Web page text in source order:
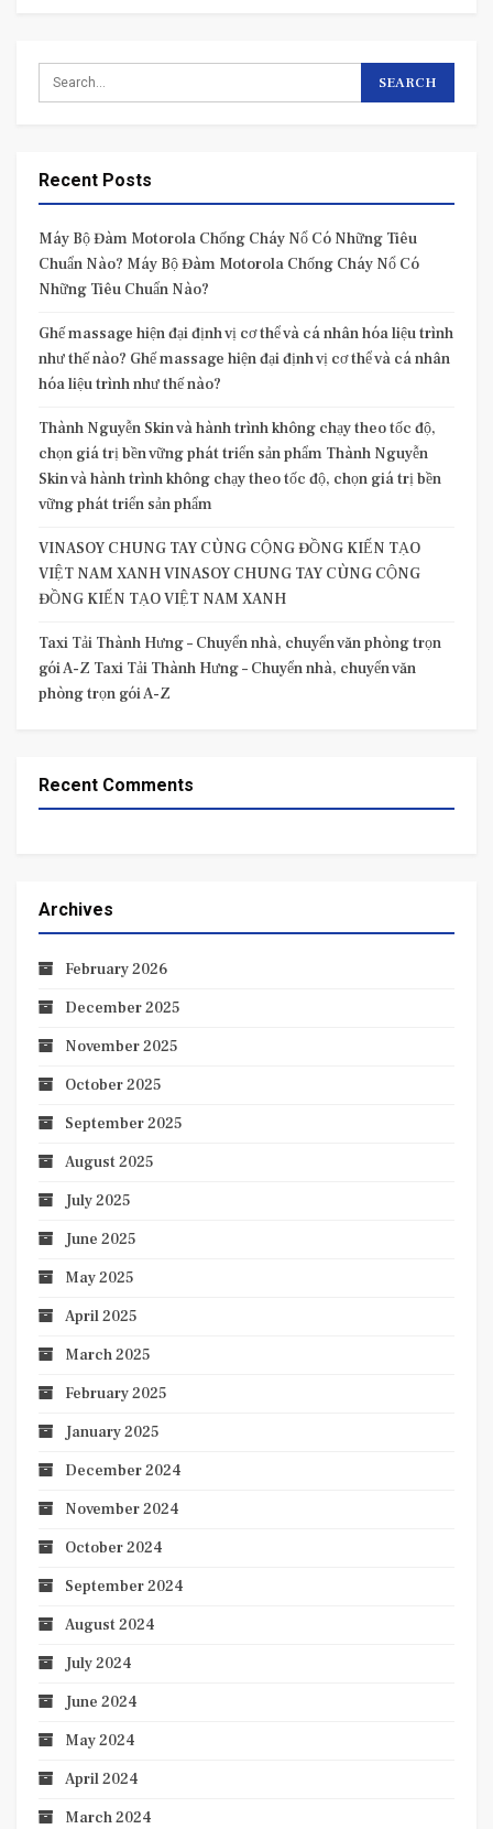
Recent Posts
Máy Bộ Đàm Motorola Chống Cháy Nổ Có Những Tiêu
Chuẩn Nào? Máy Bộ Đàm Motorola Chống Cháy Nổ Có
Những Tiêu Chuẩn Nào?
Ghế massage hiện đại định vị cơ thể và cá nhân hóa liệu trình
như thế nào? Ghế massage hiện đại định vị cơ thể và cá nhân
hóa liệu trình như thế nào?
Thành Nguyễn Skin và hành trình không chạy theo tốc độ,
chọn giá trị bền vững phát triển sản phẩm Thành Nguyễn
Skin và hành trình không chạy theo tốc độ, chọn giá trị bền
vững phát triển sản phẩm
VINASOY CHUNG TAY CÙNG CỘNG ĐỒNG KIẾN TẠO
VIỆT NAM XANH VINASOY CHUNG TAY CÙNG CỘNG
ĐỒNG KIẾN TẠO VIỆT NAM XANH
Taxi Tải Thành Hưng – Chuyển nhà, chuyển văn phòng trọn
gói A-Z Taxi Tải Thành Hưng – Chuyển nhà, chuyển văn
phòng trọn gói A-Z
Recent Comments
Archives
February 2026
December 2025
November 2025
October 2025
September 2025
August 2025
July 2025
June 2025
May 2025
April 2025
March 2025
February 2025
January 2025
December 2024
November 2024
October 2024
September 2024
August 2024
July 2024
June 2024
May 2024
April 2024
March 2024